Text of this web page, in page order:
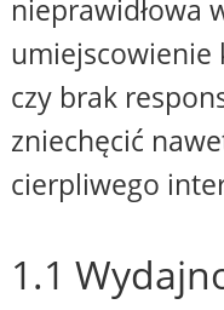
nieprawidłowa
umiejscowienie
czy brak
zniechęcić
cierpliwego
1.1